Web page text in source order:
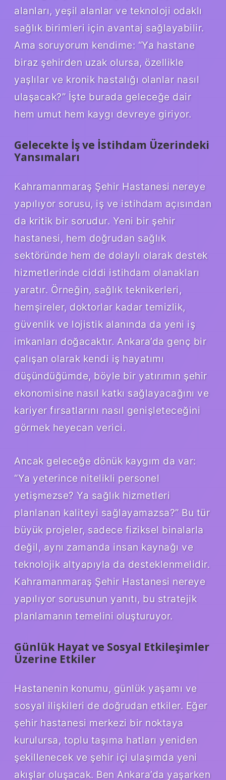
alanları, yeşil alanlar ve teknoloji odaklı
sağlık birimleri için avantaj sağlayabilir.
Ama soruyorum kendime: “Ya hastane
biraz şehirden uzak olursa, özellikle
yaşlılar ve kronik hastalığı olanlar nasıl
ulaşacak?” İşte burada geleceğe dair
hem umut hem kaygı devreye giriyor.
Gelecekte İş ve İstihdam Üzerindeki
Yansımaları
Kahramanmaraş Şehir Hastanesi nereye
yapılıyor sorusu, iş ve istihdam açısından
da kritik bir sorudur. Yeni bir şehir
hastanesi, hem doğrudan sağlık
sektöründe hem de dolaylı olarak destek
hizmetlerinde ciddi istihdam olanakları
yaratır. Örneğin, sağlık teknikerleri,
hemşireler, doktorlar kadar temizlik,
güvenlik ve lojistik alanında da yeni iş
imkanları doğacaktır. Ankara’da genç bir
çalışan olarak kendi iş hayatımı
düşündüğümde, böyle bir yatırımın şehir
ekonomisine nasıl katkı sağlayacağını ve
kariyer fırsatlarını nasıl genişleteceğini
görmek heyecan verici.
Ancak geleceğe dönük kaygım da var:
“Ya yeterince nitelikli personel
yetişmezse? Ya sağlık hizmetleri
planlanan kaliteyi sağlayamazsa?” Bu tür
büyük projeler, sadece fiziksel binalarla
değil, aynı zamanda insan kaynağı ve
teknolojik altyapıyla da desteklenmelidir.
Kahramanmaraş Şehir Hastanesi nereye
yapılıyor sorusunun yanıtı, bu stratejik
planlamanın temelini oluşturuyor.
Günlük Hayat ve Sosyal Etkileşimler
Üzerine Etkiler
Hastanenin konumu, günlük yaşamı ve
sosyal ilişkileri de doğrudan etkiler. Eğer
şehir hastanesi merkezi bir noktaya
kurulursa, toplu taşıma hatları yeniden
şekillenecek ve şehir içi ulaşımda yeni
akışlar oluşacak. Ben Ankara’da yaşarken